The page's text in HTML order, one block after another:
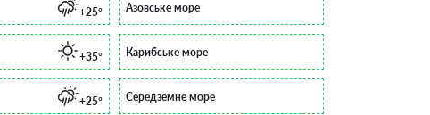
+25°
+35°
+25°
Азовське море
Карибське море
Середземне море